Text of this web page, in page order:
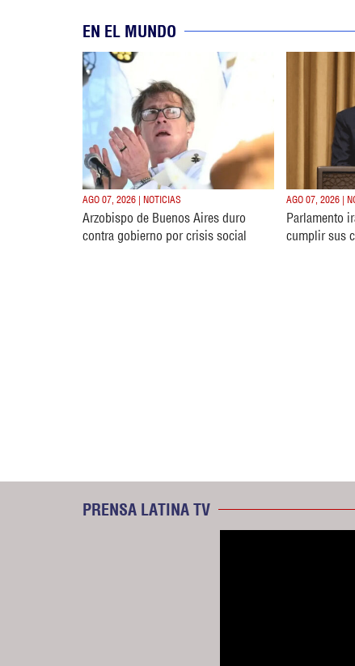
EN EL MUNDO
AGO 07, 2026 | NOTICIAS
Arzobispo de Buenos Aires duro
contra gobierno por crisis social
AGO 07, 2026 |
Parlamento
cumplir sus
PRENSA LATINA TV